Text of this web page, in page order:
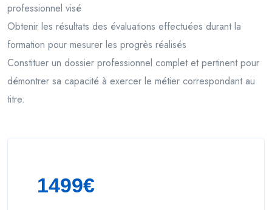
professionnel visé
Obtenir les résultats des évaluations effectuées durant la
formation pour mesurer les progrès réalisés
Constituer un dossier professionnel complet et pertinent pour
démontrer sa capacité à exercer le métier correspondant au
titre.
1499€